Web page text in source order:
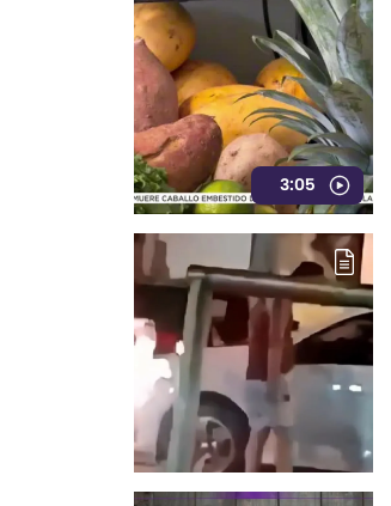
3:05